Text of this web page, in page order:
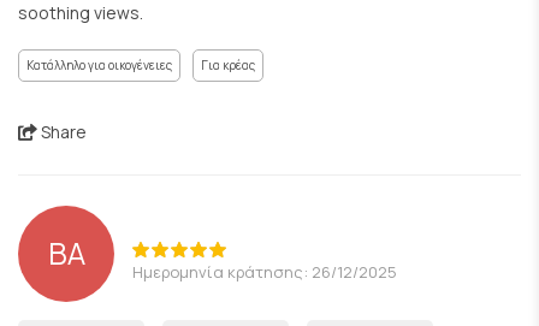
soothing views.
Κατάλληλο για οικογένειες Για κρέας
Share
BA Ημερομηνία κράτησης: 26/12/2025